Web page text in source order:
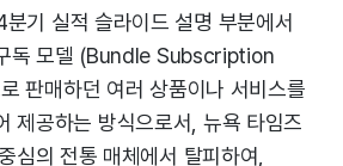
기 실적 슬라이드 설명 부분에서
독 모델 (Bundle Subscription
판매하던 여러 상품이나 서비스를
제공하는 방식으로서, 뉴욕 타임즈
심의 전통 매체에서 탈피하여,